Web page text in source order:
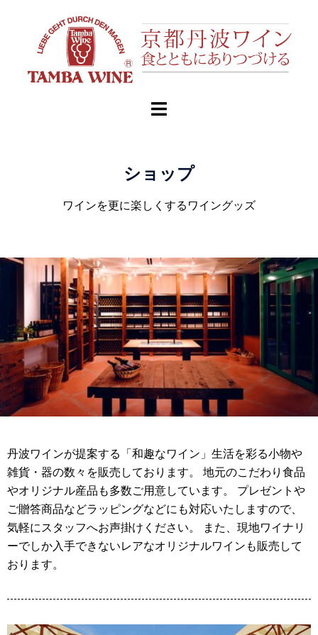
ショップ
ワインを更に楽しくするワイングッズ
丹波ワインが提案する「和趣なワイン」生活を彩る小物や
雑貨・器の数々を販売しております。 地元のこだわり食品
やオリジナル産品も多数ご用意しています。 プレゼントや
ご贈答商品などラッピングなどにも対応いたしますので、
気軽にスタッフへお声掛けください。 また、現地ワイナリ
ーでしか入手できないレアなオリジナルワインも販売して
おります。